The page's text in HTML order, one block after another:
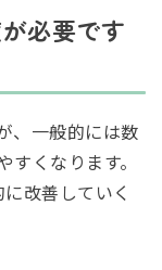
必要です
、一般的には数
くなります。
改善していく